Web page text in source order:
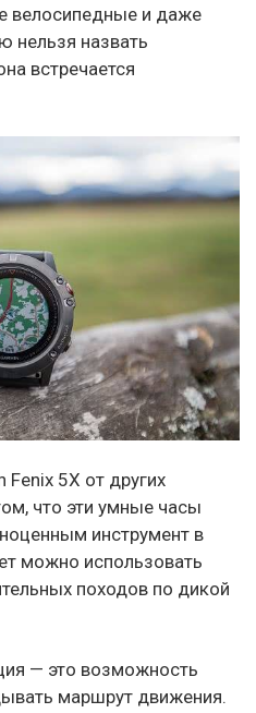
велосипедные и даже
нельзя назвать
встречается
5X от других
что эти умные часы
инструмент в
можно использовать
походов по дикой
— это возможность
маршрут движения.